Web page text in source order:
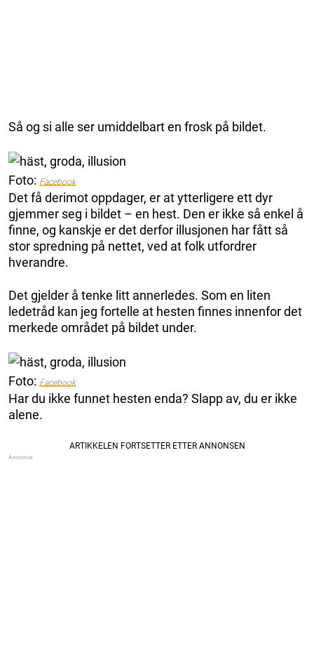
Så og si alle ser umiddelbart en frosk på bildet.
Foto: Facebook
Det få derimot oppdager, er at ytterligere ett dyr
gjemmer seg i bildet – en hest. Den er ikke så enkel å
finne, og kanskje er det derfor illusjonen har fått så
stor spredning på nettet, ved at folk utfordrer
hverandre.
Det gjelder å tenke litt annerledes. Som en liten
ledetråd kan jeg fortelle at hesten finnes innenfor det
merkede området på bildet under.
Foto: Facebook
Har du ikke funnet hesten enda? Slapp av, du er ikke
alene.